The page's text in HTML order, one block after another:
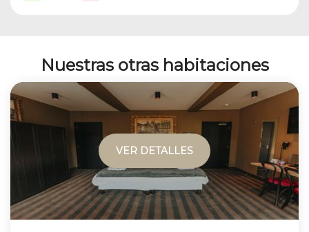
Nuestras otras habitaciones
VER DETALLES